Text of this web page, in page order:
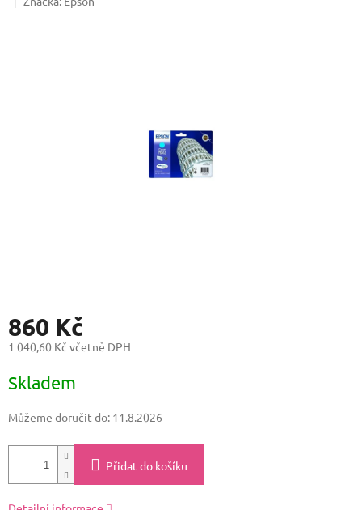
860 Kč
1 040,60 Kč včetně DPH
cena:
Skladem
Můžeme doručit do: 11.8.2026
Přidat do košíku